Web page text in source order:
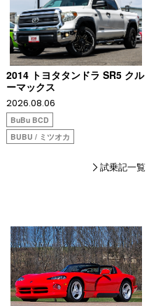
2014 トヨタタンドラ SR5 クル
ーマックス
2026.08.06
BuBu BCD
BUBU / ミツオカ
試乗記一覧